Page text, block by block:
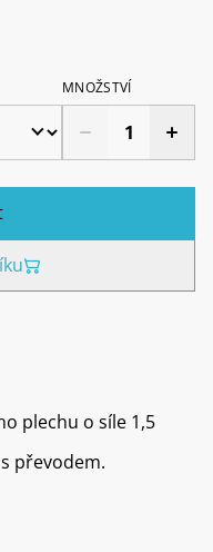
MNOŽSTVÍ
plechu o síle 1,5
převodem.